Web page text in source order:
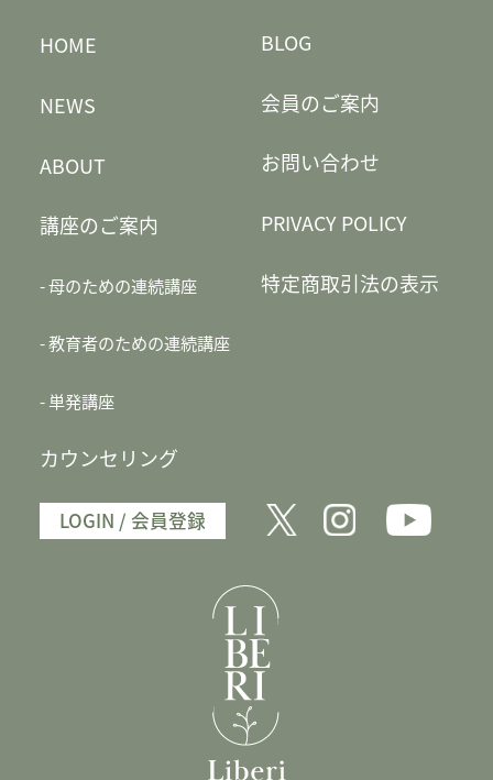
HOME
NEWS
ABOUT
講座のご案内
母のための連続講座
教育者のための連続講座
単発講座
カウンセリング
BLOG
会員のご案内
お問い合わせ
PRIVACY POLICY
特定商取引法の表示
LOGIN / 会員登録